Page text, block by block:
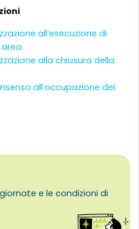
all’esecuzione di
alla chiusura della
all’occupazione del
e le condizioni di